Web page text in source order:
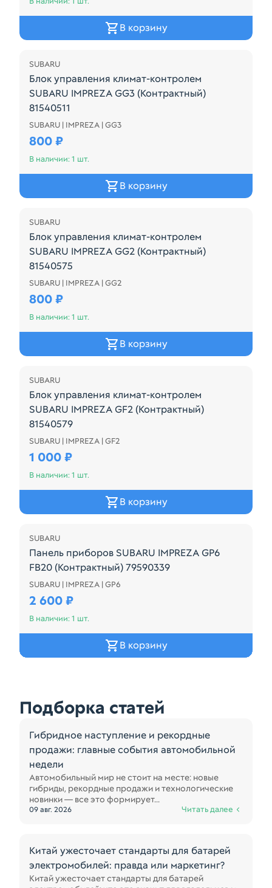
В корзину
SUBARU
Блок управления климат-контролем
SUBARU IMPREZA GG3 (Контрактный)
81540511
72311FE001
SUBARU | IMPREZA | GG3
800 ₽
В наличии: 1 шт.
В корзину
SUBARU
Блок управления климат-контролем
SUBARU IMPREZA GG2 (Контрактный)
81540575
Блок управления климат-контролем SUBARU
SUBARU | IMPREZA | GG2
800 ₽
В наличии: 1 шт.
В корзину
SUBARU
Блок управления климат-контролем
SUBARU IMPREZA GF2 (Контрактный)
81540579
Блок управления климат-контролем SUBARU
SUBARU | IMPREZA | GF2
1 000 ₽
В наличии: 1 шт.
В корзину
SUBARU
Панель приборов SUBARU IMPREZA GP6
FB20 (Контрактный) 79590339
A/T
SUBARU | IMPREZA | GP6
2 600 ₽
В наличии: 1 шт.
В корзину
Подборка статей
Гибридное наступление и рекордные
продажи: главные события автомобильной
недели
Автомобильный мир не стоит на месте: новые
гибриды, рекордные продажи и технологические
новинки — все это формирует...
09 авг. 2026 Читать далее
Китай ужесточает стандарты для батарей
электромобилей: правда или маркетинг?
Китай ужесточает стандарты для батарей